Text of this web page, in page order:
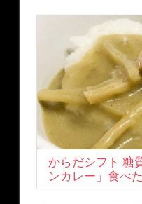
からだシフト 糖
ンカレー」食べ